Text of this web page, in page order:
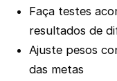
Faça testes
resultados de
Ajuste pesos
das metas